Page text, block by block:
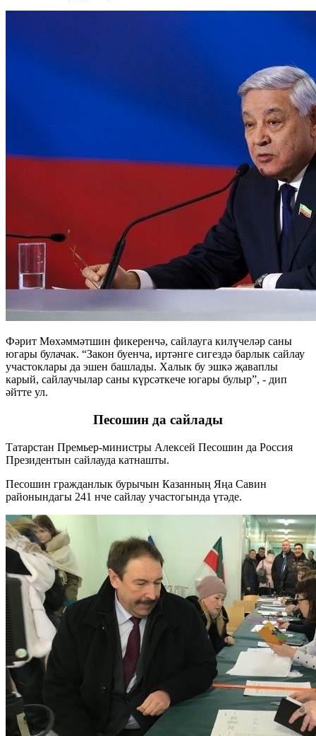
Фәрит Мөхәммәтшин фикеренчә, сайлауга килүчеләр саны
югары булачак. “Закон буенча, иртәнге сигездә барлык сайлау
участоклары да эшен башлады. Халык бу эшкә җаваплы
карый, сайлаучылар саны күрсәткече югары булыр”, - дип
әйтте ул.
Песошин да сайлады
Татарстан Премьер-министры Алексей Песошин да Россия
Президентын сайлауда катнашты.
Песошин гражданлык бурычын Казанның Яңа Савин
районындагы 241 нче сайлау участогында үтәде.